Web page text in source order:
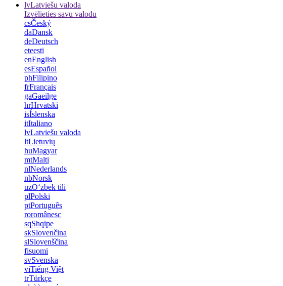
lvLatviešu valoda
Izvēlieties savu valodu
csČeský
daDansk
deDeutsch
eteesti
enEnglish
esEspañol
phFilipino
frFrançais
gaGaeilge
hrHrvatski
isÍslenska
itItaliano
lvLatviešu valoda
ltLietuvių
huMagyar
mtMalti
nlNederlands
nbNorsk
uzOʻzbek tili
plPolski
ptPortuguês
roromânesc
sqShqipe
skSlovenčina
slSlovenščina
fisuomi
svSvenska
viTiếng Việt
trTürkçe